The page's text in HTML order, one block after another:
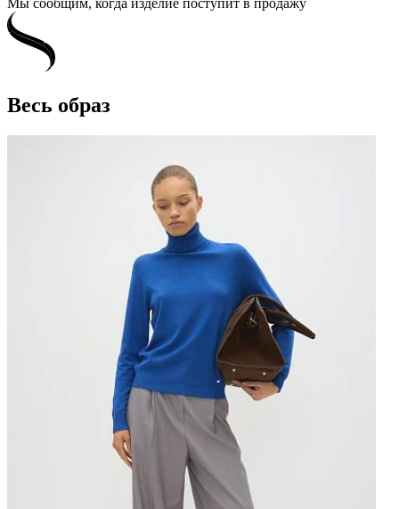
Мы сообщим, когда изделие поступит в продажу
Весь образ